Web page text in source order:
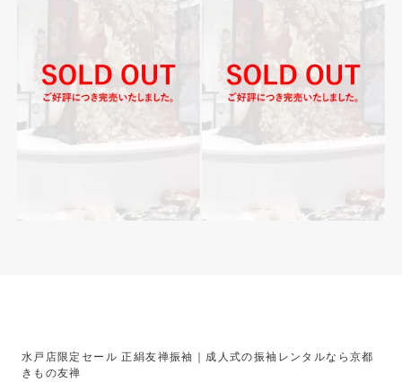
水戸店限定セール 正絹友禅振袖｜成人式の振袖レンタルなら京都
きもの友禅